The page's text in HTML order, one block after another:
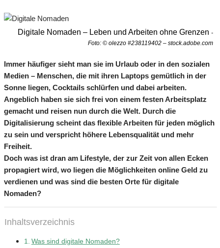
Digitale Nomaden – Leben und Arbeiten ohne Grenzen -
Foto: © olezzo #238119402 – stock.adobe.com
Immer häufiger sieht man sie im Urlaub oder in den sozialen
Medien – Menschen, die mit ihren Laptops gemütlich in der
Sonne liegen, Cocktails schlürfen und dabei arbeiten.
Angeblich haben sie sich frei von einem festen Arbeitsplatz
gemacht und reisen nun durch die Welt. Durch die
Digitalisierung scheint das flexible Arbeiten für jeden möglich
zu sein und verspricht höhere Lebensqualität und mehr
Freiheit.
Doch was ist dran am Lifestyle, der zur Zeit von allen Ecken
propagiert wird, wo liegen die Möglichkeiten online Geld zu
verdienen und was sind die besten Orte für digitale
Nomaden?
Inhaltsverzeichnis
Was sind digitale Nomaden?